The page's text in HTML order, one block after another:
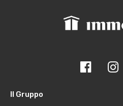
Il Gruppo